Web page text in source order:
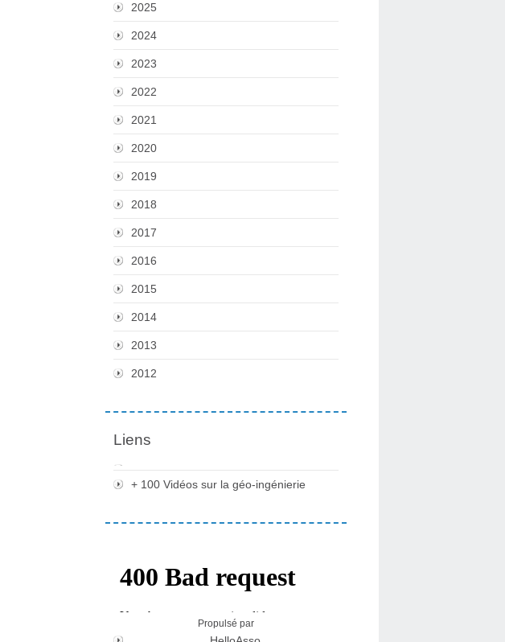
2025
2024
2023
2022
2021
2020
2019
2018
2017
2016
2015
2014
2013
2012
Liens
+ 100 Vidéos sur la géo-ingénierie
Propulsé par